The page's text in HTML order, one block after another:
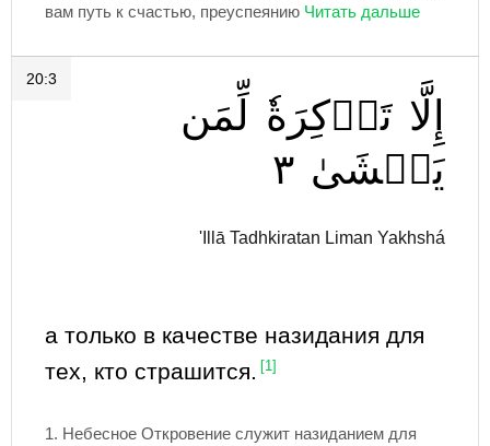
вам путь к счастью, преуспеянию
20:3
إِلَّا تَذۡكِرَةٗ لِّمَن
يَخۡشَىٰ ٣
'Illā Tadhkiratan Liman Yakhshá
а только в качестве назидания для
тех, кто страшится.
[1]
1. Небесное Откровение служит назиданием для